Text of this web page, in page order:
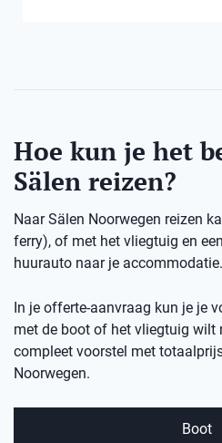
Hoe kun je het
Sälen reizen?
Naar Sälen Noorwegen reizen
ferry), of met het vliegtuig en
huurauto naar je accommodatie.
In je offerte-aanvraag kun je je
met de boot of het vliegtuig wilt
compleet voorstel met
Noorwegen.
Boot